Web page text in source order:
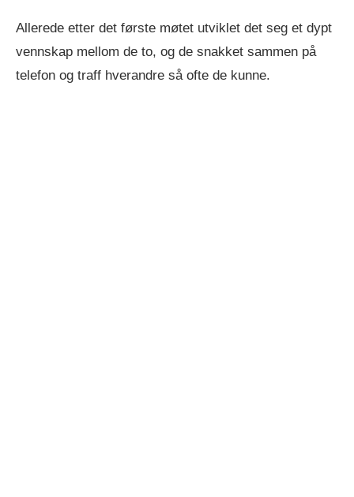
Allerede etter det første møtet utviklet det seg et dypt
vennskap mellom de to, og de snakket sammen på
telefon og traff hverandre så ofte de kunne.